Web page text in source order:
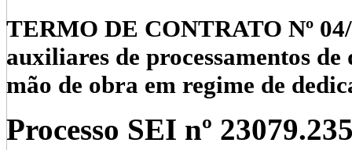
TERMO DE CONTRATO Nº
auxiliares de processamentos
mão de obra em regime de
Processo SEI nº